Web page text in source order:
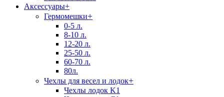
Аксессуары+
Гермомешки+
0-5 л.
8-10 л.
12-20 л.
25-50 л.
60-70 л.
80л.
Чехлы для весел и лодок+
Чехлы лодок K1